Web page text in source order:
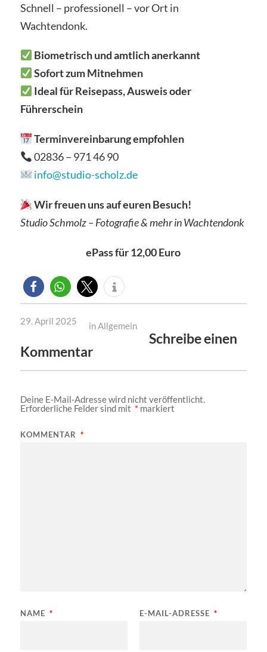
Schnell – professionell – vor Ort in
Wachtendonk.
Biometrisch und amtlich anerkannt
Sofort zum Mitnehmen
Ideal für Reisepass, Ausweis oder
Führerschein
Terminvereinbarung empfohlen
02836 – 971 46 90
info@studio-scholz.de
Wir freuen uns auf euren Besuch!
Studio Schmolz – Fotografie & mehr in Wachtendonk
ePass für 12,00 Euro
29. April 2025 inAllgemein
Schreibe einen
Kommentar
Deine E-Mail-Adresse wird nicht veröffentlicht.
Erforderliche Felder sind mit * markiert
KOMMENTAR *
NAME * E-MAIL-ADRESSE *